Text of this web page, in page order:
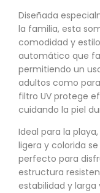
Diseñada
la familia, esta
comodidad y
automático que
permitiendo un
adultos como
filtro UV protege
cuidando la piel
Ideal para la
ligera y colorida
perfecto para
estructura
estabilidad y larga